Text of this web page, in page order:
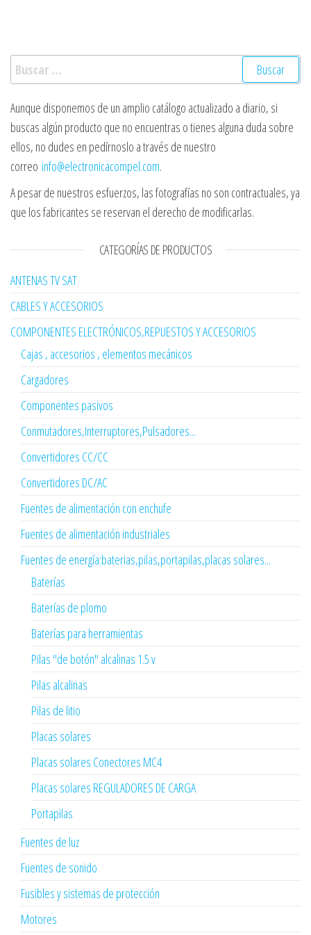
Buscar:
Aunque disponemos de un amplio catálogo actualizado a diario, si
buscas algún producto que no encuentras o tienes alguna duda sobre
ellos, no dudes en pedírnoslo a través de nuestro
correo info@electronicacompel.com.
A pesar de nuestros esfuerzos, las fotografías no son contractuales, ya
que los fabricantes se reservan el derecho de modificarlas.
CATEGORÍAS DE PRODUCTOS
ANTENAS TV SAT
CABLES Y ACCESORIOS
COMPONENTES ELECTRÓNICOS,REPUESTOS Y ACCESORIOS
Cajas , accesorios , elementos mecánicos
Cargadores
Componentes pasivos
Conmutadores,Interruptores,Pulsadores...
Convertidores CC/CC
Convertidores DC/AC
Fuentes de alimentación con enchufe
Fuentes de alimentación industriales
Fuentes de energía:baterias,pilas,portapilas,placas solares...
Baterías
Baterías de plomo
Baterías para herramientas
Pilas "de botón" alcalinas 1.5 v
Pilas alcalinas
Pilas de litio
Placas solares
Placas solares Conectores MC4
Placas solares REGULADORES DE CARGA
Portapilas
Fuentes de luz
Fuentes de sonido
Fusibles y sistemas de protección
Motores